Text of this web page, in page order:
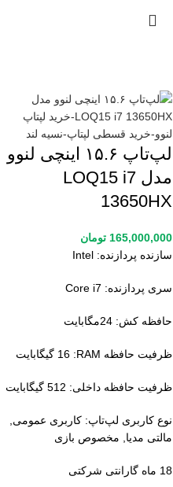
لپ‌تاپ ۱۵.۶ اینچی لنوو
مدل LOQ15 i7
13650HX
165,000,000 تومان
سازنده پردازنده:
سری پردازنده:
حافظه کش:
ظرفیت حافظه RAM:
ظرفیت حافظه داخلی:
نوع کاربری لپ‌تاپ: کاربری عمومی,
مالتی مدیا, مخصوص بازی
18 ماه گارانتی شرکتی